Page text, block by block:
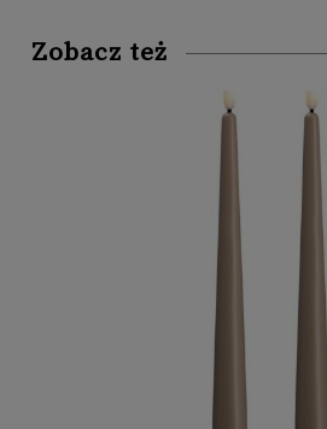
Zobacz też